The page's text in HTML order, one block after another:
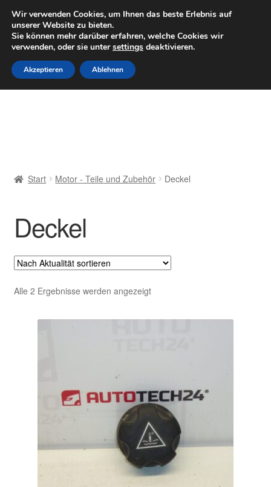
LIEFERUNG ab 6 EUR
Mo–Fr 9–16 Uhr · 0175 7465658
Zur
Navigation
springen
Zum
Inhalt
springen
Datenschutz-Bestimmungen
Impressum
Kasse
Kontakt
Mein Konto
Warenkorb
Start Motor - Teile und Zubehör Deckel
Deckel
Alle 2 Ergebnisse werden angezeigtNach
sortiert
Wir verwenden Cookies, um Ihnen das beste Erlebnis auf
unserer Website zu bieten.
Sie können mehr darüber erfahren, welche Cookies wir
verwenden, oder sie untersettings deaktivieren.
Akzeptieren Ablehnen